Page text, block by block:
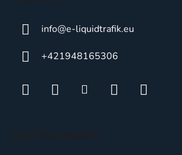
info@e-liquidtrafik.eu
+421948165306